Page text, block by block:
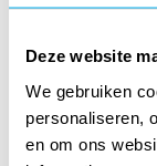
Deze website
We gebruiken
personaliseren,
en om ons